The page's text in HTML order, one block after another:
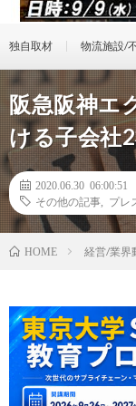
独自取材 物流施設/
阪急阪神エ
ける子会社
2020.06.30 06:00:51
その他の記事
プレ
HOME 経営/業界